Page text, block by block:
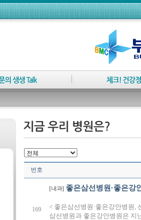
번호
169
[내과] 좋은삼선병원·좋은강
< 좋은삼선병원·좋은강안병원,
삼선병원과 좋은강안병원은 지